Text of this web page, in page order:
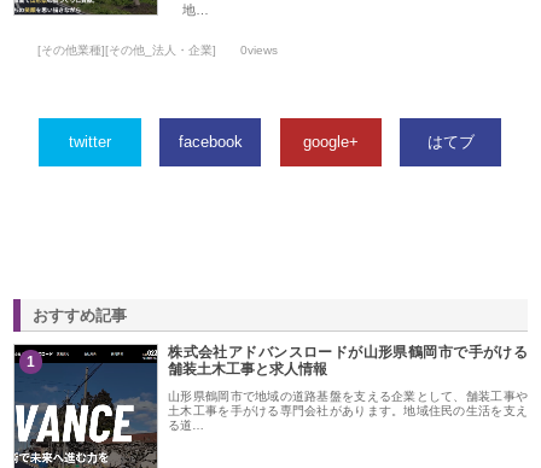
地…
[その他業種][その他_法人・企業] 0views
twitter facebook google+ はてブ
おすすめ記事
1
株式会社アドバンスロードが山形県鶴岡市で手がける
舗装土木工事と求人情報
山形県鶴岡市で地域の道路基盤を支える企業として、舗装工事や
土木工事を手がける専門会社があります。地域住民の生活を支え
る道…